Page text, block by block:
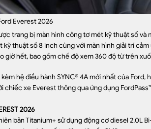
Everest 2026
trang bị màn hình công tơ mét kỹ thuật số và
thuật số 8 inch cùng với màn hình giải trí
giờ hết, bao gồm chế độ xem 360 độ từ trên
hệ điều hành SYNC® 4A mới nhất của
chiếc xe Everest thông qua ứng dụng
2026
bản Titanium+ sử dụng động cơ diesel 2.0L